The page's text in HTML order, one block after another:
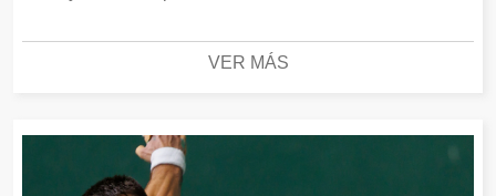
VER MÁS